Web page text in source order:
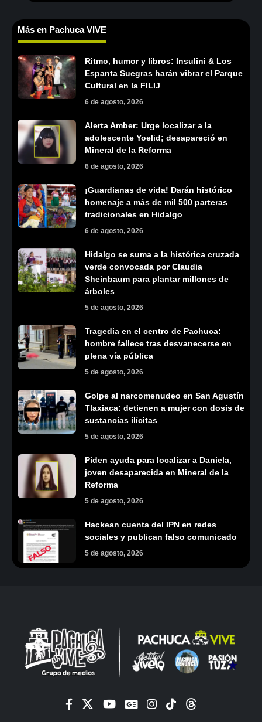
Más en Pachuca VIVE
Ritmo, humor y libros: Insulini & Los
Espanta Suegras harán vibrar el Parque
Cultural en la FILIJ
6 de agosto, 2026
Alerta Amber: Urge localizar a la
adolescente Yoelid; desapareció en
Mineral de la Reforma
6 de agosto, 2026
¡Guardianas de vida! Darán histórico
homenaje a más de mil 500 parteras
tradicionales en Hidalgo
6 de agosto, 2026
Hidalgo se suma a la histórica cruzada
verde convocada por Claudia
Sheinbaum para plantar millones de
árboles
5 de agosto, 2026
Tragedia en el centro de Pachuca:
hombre fallece tras desvanecerse en
plena vía pública
5 de agosto, 2026
Golpe al narcomenudeo en San Agustín
Tlaxiaca: detienen a mujer con dosis de
sustancias ilícitas
5 de agosto, 2026
Piden ayuda para localizar a Daniela,
joven desaparecida en Mineral de la
Reforma
5 de agosto, 2026
Hackean cuenta del IPN en redes
sociales y publican falso comunicado
5 de agosto, 2026